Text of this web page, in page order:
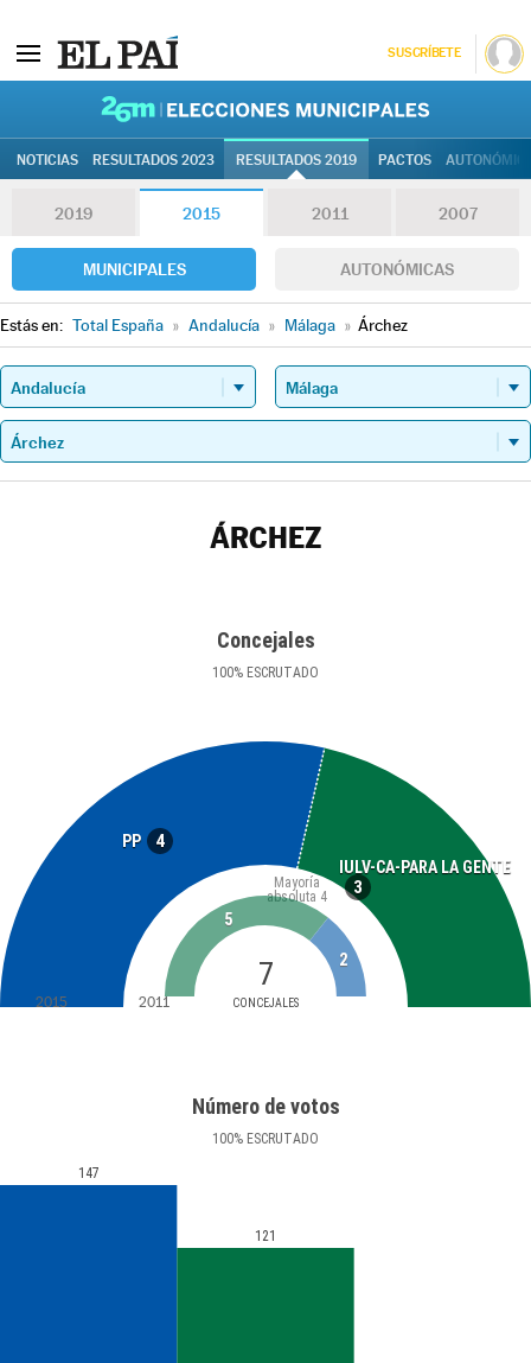
SUSCRÍBETE
NOTICIAS RESULTADOS 2023 RESULTADOS 2019 PACTOS
2019 2015 2011 2007
MUNICIPALES AUTONÓMICAS
Estás en: Total España » Andalucía » Málaga » Árchez
ÁRCHEZ
Concejales
100% ESCRUTADO
PP 4
IULV-CA-PARA LA GENTE
3
7
CONCEJALES
Mayoría
absoluta 4
5
2
2015 2011
Número de votos
100% ESCRUTADO
147
121